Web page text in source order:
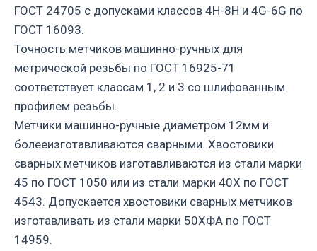
ГОСТ 24705 с допусками классов 4H-8H и 4G-6G по
ГОСТ 16093.
Точность метчиков машинно-ручных для
метрической резьбы по ГОСТ 16925-71
соответствует классам 1, 2 и 3 со шлифованным
профилем резьбы.
Метчики машинно-ручные диаметром 12мм и
болееизготавливаются сварными. Хвостовики
сварных метчиков изготавливаются из стали марки
45 по ГОСТ 1050 или из стали марки 40Х по ГОСТ
4543. Допускается хвостовики сварных метчиков
изготавливать из стали марки 50ХФА по ГОСТ
14959.